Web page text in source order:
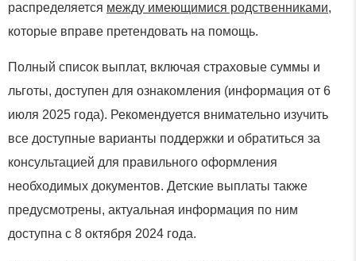
распределяется между имеющимися родственниками,
которые вправе претендовать на помощь.
Полный список выплат, включая страховые суммы и
льготы, доступен для ознакомления (информация от 6
июля 2025 года). Рекомендуется внимательно изучить
все доступные варианты поддержки и обратиться за
консультацией для правильного оформления
необходимых документов. Детские выплаты также
предусмотрены, актуальная информация по ним
доступна с 8 октября 2024 года.